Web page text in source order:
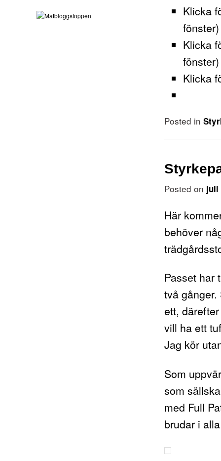
Klicka
fönster)
Klicka
fönster)
Klicka
Posted in
Posted on juli
Här
behöver
Passet har
två
ett,
vill ha ett
Jag kör
Som
som
med Full
brudar i